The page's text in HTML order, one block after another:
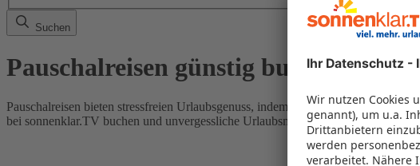
Suchen
Pauschalreisen günstig buchen
Pauschalreisen bieten stressfreien Urlaubsgenuss, indem Flug und Hotel in
bei sonnenklar.TV buchen und unvergessliche Urlaubsmomente erleben!